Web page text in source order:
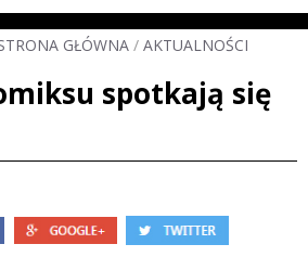
GŁÓWNA / AKTUALNOŚCI
spotkają się